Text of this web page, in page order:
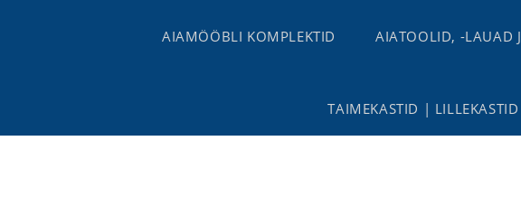
AIAMÖÖBLI KOMPLEKTID AIATOOLID, -LAUAD
TAIMEKASTID | LILLEKASTID